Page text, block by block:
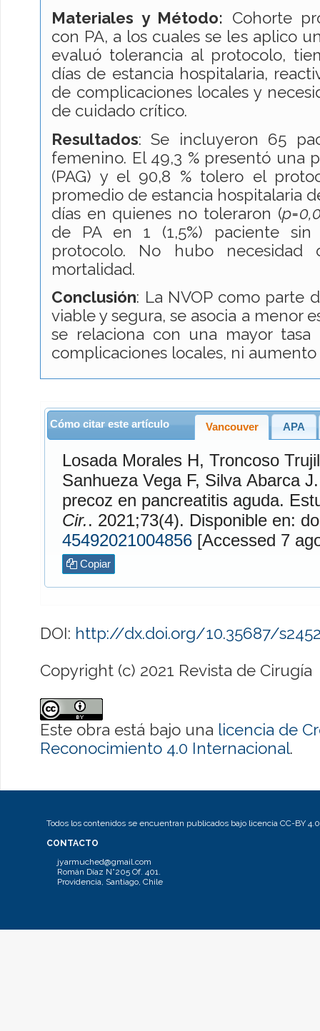
Materiales y Método: Cohorte
con PA, a los cuales se les aplico
evaluó tolerancia al protocolo,
días de estancia hospitalaria,
de complicaciones locales y
de cuidado crítico.
Resultados: Se incluyeron 65
femenino. El 49,3 % presentó una
(PAG) y el 90,8 % tolero el
promedio de estancia hospitalaria
días en quienes no toleraron (
de PA en 1 (1,5%) paciente
protocolo. No hubo
mortalidad.
Conclusión: La NVOP como parte
viable y segura, se asocia a menor
se relaciona con una mayor tasa
complicaciones locales, ni
Cómo citar este artículo Vancouver APA
Losada MoralesH, Troncoso
Sanhueza VegaF, Silva AbarcaJ. Nutrición
precoz
Cir.
. 2021;73(4). Disponible en:
45492021004856
Copiar
DOI: http://dx.doi.org/10.35687/
Copyright (c) 2021 Revista de Cirugía
Este obra está bajo una licencia de
Reconocimiento 4.0 Internacional.
Todos los contenidos se encuentran publicados bajo licencia CC-BY 4.0
CONTACTO
jyarmuched@gmail.com
Román Díaz N°205 Of. 401.
Providencia, Santiago, Chile